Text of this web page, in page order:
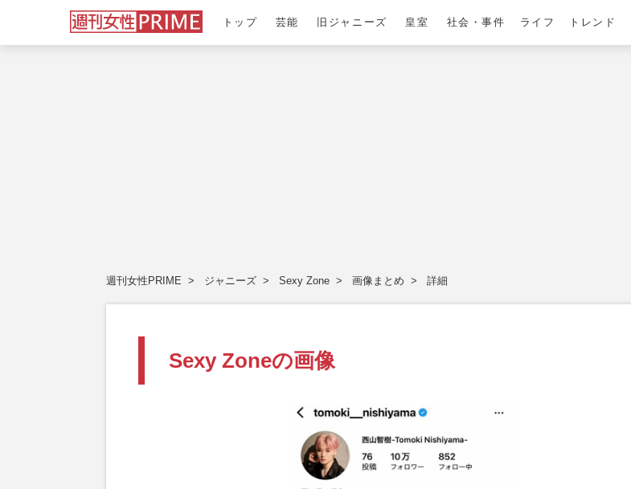
トップ 芸能 旧ジャニーズ 皇室 社会・事件 ライフ トレンド
週刊女性PRIME ジャニーズ Sexy Zone 画像まとめ 詳細
Sexy Zoneの画像